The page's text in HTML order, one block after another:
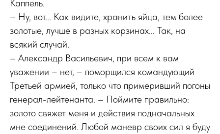
Каппель.
– Ну, вот... Как видите, хранить яйца, тем более
золотые, лучше в разных корзинах... Так, на
всякий случай.
– Александр Васильевич, при всем к вам
уважении – нет, – поморщился командующий
Третьей армией, только что примеривший погоны
генерал-лейтенанта. – Поймите правильно:
золото свяжет меня и действия подначальных
мне соединений. Любой маневр своих сил я буду